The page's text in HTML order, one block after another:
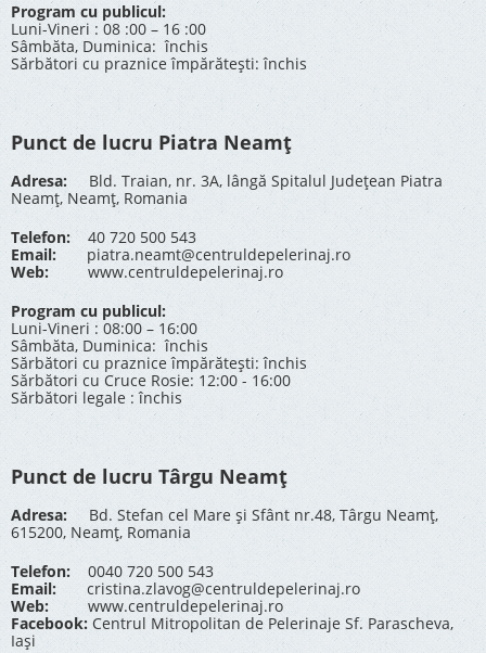
Program cu publicul:
Luni-Vineri : 08 :00 – 16 :00
Sâmbăta, Duminica: închis
Sărbători cu praznice împărătești: închis
Punct de lucru Piatra Neamț
Adresa: Bld. Traian, nr. 3A, lângă Spitalul Județean Piatra
Neamț, Neamț, Romania
Telefon:40 720 500 543
Email:
piatra.neamt@centruldepelerinaj.ro
Web:
www.centruldepelerinaj.ro
Program cu publicul:
Luni-Vineri : 08:00 – 16:00
Sâmbăta, Duminica: închis
Sărbători cu praznice împărătești: închis
Sărbători cu Cruce Rosie: 12:00 - 16:00
Sărbători legale : închis
Punct de lucru Târgu Neamț
Adresa: Bd. Stefan cel Mare și Sfânt nr.48, Târgu Neamț,
615200, Neamț, Romania
Telefon: 0040 720 500 543
Email:
cristina.zlavog@centruldepelerinaj.ro
Web:
www.centruldepelerinaj.ro
Facebook: Centrul Mitropolitan de Pelerinaje Sf. Parascheva,
Iași